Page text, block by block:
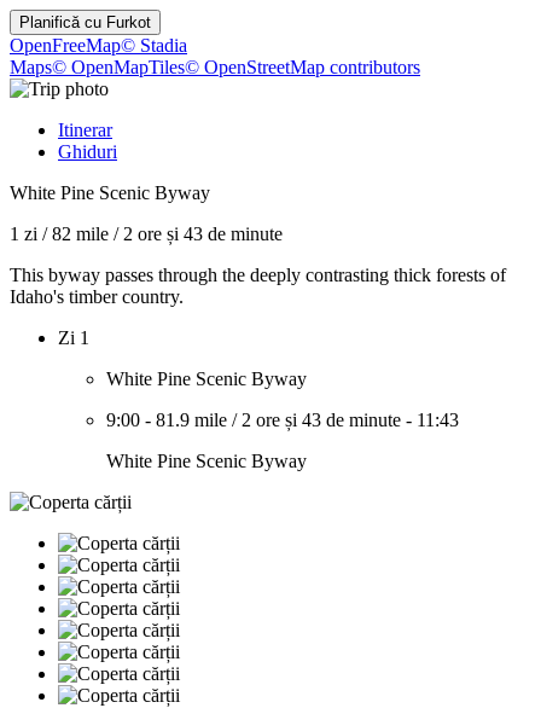
Planifică cu Furkot
OpenFreeMap© Stadia
Maps© OpenMapTiles© OpenStreetMap contributors
Itinerar
Ghiduri
White Pine Scenic Byway
1 zi /82 mile / 2 ore și 43 de minute
This byway passes through the deeply contrasting thick forests of
Idaho's timber country.
Zi 1
White Pine Scenic Byway
9:00 - 81.9 mile / 2 ore și 43 de minute - 11:43
White Pine Scenic Byway